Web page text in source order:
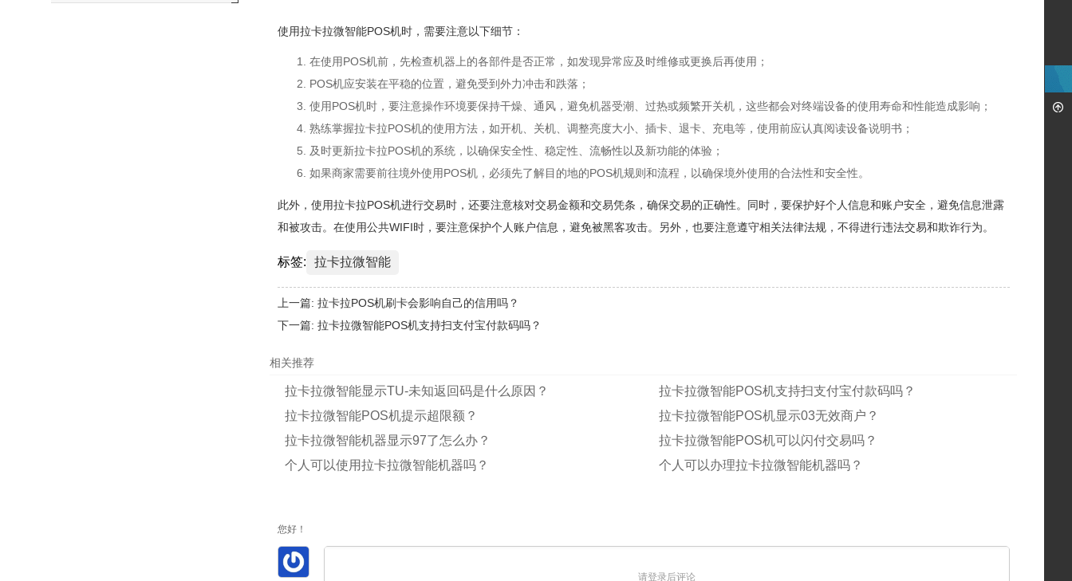
使用拉卡拉微智能POS机时，需要注意以下细节：
在使用POS机前，先检查机器上的各部件是否正常，如发现异常应及时维修或更换后再使用；
POS机应安装在平稳的位置，避免受到外力冲击和跌落；
使用POS机时，要注意操作环境要保持干燥、通风，避免机器受潮、过热或频繁开关机，这些都会对终端设备的使用寿命和性能造成影响；
熟练掌握拉卡拉POS机的使用方法，如开机、关机、调整亮度大小、插卡、退卡、充电等，使用前应认真阅读设备说明书；
及时更新拉卡拉POS机的系统，以确保安全性、稳定性、流畅性以及新功能的体验；
如果商家需要前往境外使用POS机，必须先了解目的地的POS机规则和流程，以确保境外使用的合法性和安全性。
此外，使用拉卡拉POS机进行交易时，还要注意核对交易金额和交易凭条，确保交易的正确性。同时，要保护好个人信息和账户安全，避免信息泄露
和被攻击。在使用公共WIFI时，要注意保护个人账户信息，避免被黑客攻击。另外，也要注意遵守相关法律法规，不得进行违法交易和欺诈行为。
标签: 拉卡拉微智能
上一篇: 拉卡拉POS机刷卡会影响自己的信用吗？
下一篇: 拉卡拉微智能POS机支持扫支付宝付款码吗？
相关推荐
拉卡拉微智能显示TU-未知返回码是什么原因？
拉卡拉微智能POS机支持扫支付宝付款码吗？
拉卡拉微智能POS机提示超限额？
拉卡拉微智能POS机显示03无效商户？
拉卡拉微智能机器显示97了怎么办？
拉卡拉微智能POS机可以闪付交易吗？
个人可以使用拉卡拉微智能机器吗？
个人可以办理拉卡拉微智能机器吗？
您好！
请登录后评论